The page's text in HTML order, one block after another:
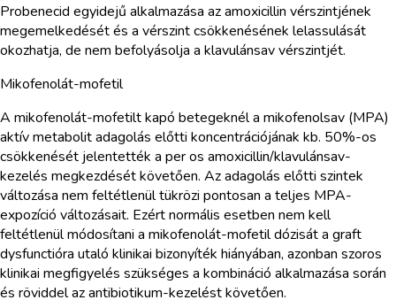
Probenecid egyidejű alkalmazása az amoxicillin vérszintjének
megemelkedését és a vérszint csökkenésének lelassulását
okozhatja, de nem befolyásolja a klavulánsav vérszintjét.
Mikofenolát-mofetil
A mikofenolát-mofetilt kapó betegeknél a mikofenolsav (MPA)
aktív metabolit adagolás előtti koncentrációjának kb. 50%-os
csökkenését jelentették a per os amoxicillin/klavulánsav-
kezelés megkezdését követően. Az adagolás előtti szintek
változása nem feltétlenül tükrözi pontosan a teljes MPA-
expozíció változásait. Ezért normális esetben nem kell
feltétlenül módosítani a mikofenolát-mofetil dózisát a graft
dysfunctióra utaló klinikai bizonyíték hiányában, azonban szoros
klinikai megfigyelés szükséges a kombináció alkalmazása során
és röviddel az antibiotikum-kezelést követően.